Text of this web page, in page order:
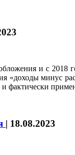
и с 2018
«доходы минус
| 18.08.2023